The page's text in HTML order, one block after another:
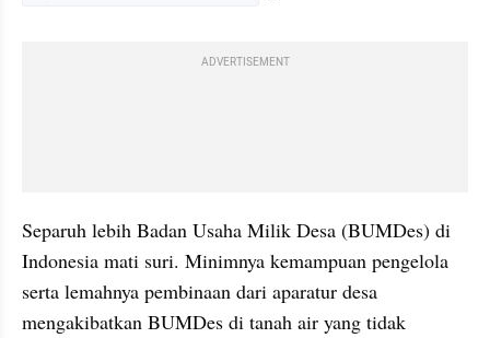
ADVERTISEMENT
Separuh lebih Badan Usaha Milik Desa (BUMDes) di
Indonesia mati suri. Minimnya kemampuan pengelola
serta lemahnya pembinaan dari aparatur desa
mengakibatkan BUMDes di tanah air yang tidak